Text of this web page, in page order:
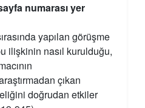
numarası yer
yapılan görüşme
ilişkinin nasıl kurulduğu,
çıkan
doğrudan etkiler